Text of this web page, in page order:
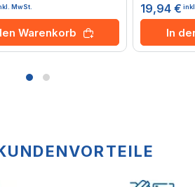
MwSt.
Warenkorb
19,94 €
In